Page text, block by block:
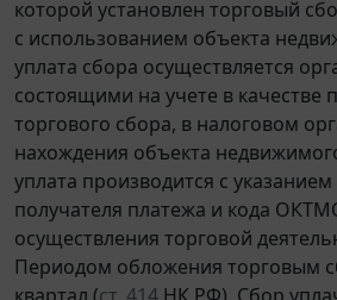
которой установлен торговый
с использованием объекта
уплата сбора осуществляется
состоящими на учете в качестве
торгового сбора, в налоговом
нахождения объекта
уплата производится с
получателя платежа и кода
осуществления торговой
Периодом обложения торговым